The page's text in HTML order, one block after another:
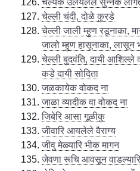
चेल्ली चंदी, दोळे कुरडे
चेल्ली जाली म्हुण रडूनाका,
जालो म्हुण हासूनाका, लासून
चेल्ली बुदवंति, दायी
कडे दायी सोदिता
जळकायेक वोकद ना
जाळा व्यादीक वा वोकद ना
जिबेरि आसा गूळीकु
जीवारि आयलेले वैराग्य
जीवु मेळ्यारि भीक मागन
जेवणा रूचि आवसून वाडल्यारि